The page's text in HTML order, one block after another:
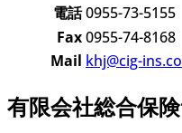
電話0955-73-5155
Fax0955-74-8168
Mail khj@cig-
有限会社総合保